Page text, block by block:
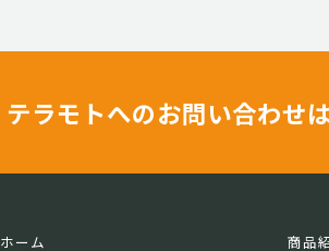
テラモトへのお問い合わせ
ホーム 商品